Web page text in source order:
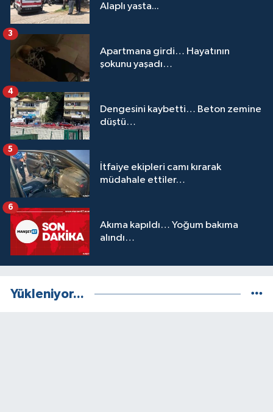
Alaplı yasta...
Apartmana girdi… Hayatının
şokunu yaşadı…
3
Dengesini kaybetti… Beton zemine
düştü…
4
İtfaiye ekipleri camı kırarak
müdahale ettiler…
5
Akıma kapıldı… Yoğum bakıma
alındı…
6
Yükleniyor...